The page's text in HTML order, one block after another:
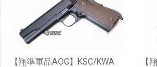
NT$14800元 NT$ 元
【翔準軍品AOG】KSC/KWA
【